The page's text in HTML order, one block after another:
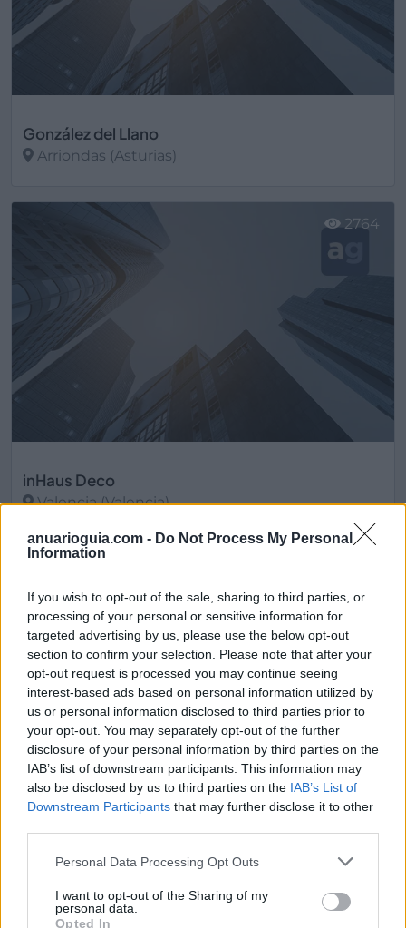
anuarioguia.com - Do Not Process My Personal
Information
If you wish to opt-out of the sale, sharing to third parties, or
processing of your personal or sensitive information for
targeted advertising by us, please use the below opt-out
section to confirm your selection. Please note that after your
opt-out request is processed you may continue seeing
interest-based ads based on personal information utilized by
us or personal information disclosed to third parties prior to
your opt-out. You may separately opt-out of the further
disclosure of your personal information by third parties on the
IAB’s list of downstream participants. This information may
also be disclosed by us to third parties on the IAB’s List of
Downstream Participants that may further disclose it to other
Personal Data Processing Opt Outs
I want to opt-out of the Sharing of my
personal data.
Opted In
González del Llano
Arriondas (Asturias)
inHaus Deco
Valencia (Valencia)
Ver más
2764